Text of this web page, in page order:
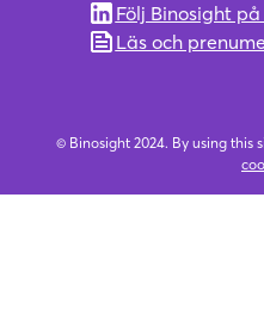
Följ Binosight
Läs och
© Binosight 2024. By using this